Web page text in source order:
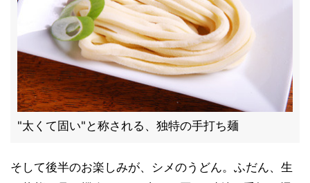
"太くて固い"と称される、独特の手打ち麺
そして後半のお楽しみが、シメのうどん。ふだん、生